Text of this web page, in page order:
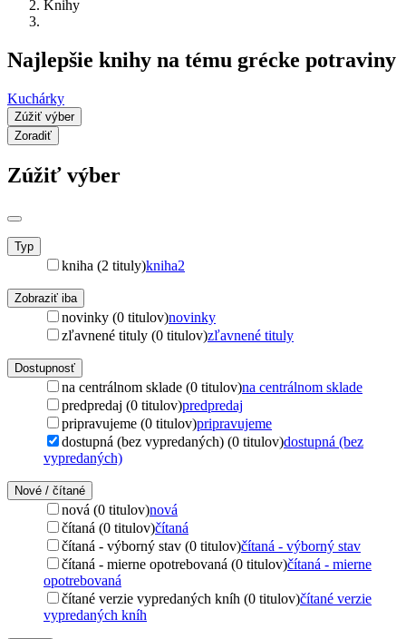
Knihy
Najlepšie knihy na tému grécke potraviny
Kuchárky
Zúžiť výber
Zoradiť
Zúžiť výber
Typ
kniha (2 tituly)kniha2
Zobraziť iba
novinky (0 titulov)novinky
zľavnené tituly (0 titulov)zľavnené tituly
Dostupnosť
na centrálnom sklade (0 titulov)na centrálnom sklade
predpredaj (0 titulov)predpredaj
pripravujeme (0 titulov)pripravujeme
dostupná (bez vypredaných) (0 titulov)dostupná (bez
vypredaných)
Nové / čítané
nová (0 titulov)nová
čítaná (0 titulov)čítaná
čítaná - výborný stav (0 titulov)čítaná - výborný stav
čítaná - mierne opotrebovaná (0 titulov)čítaná - mierne
opotrebovaná
čítané verzie vypredaných kníh (0 titulov)čítané verzie
vypredaných kníh